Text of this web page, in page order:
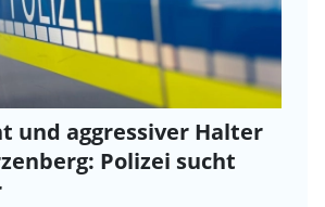
und aggressiver Halter
Polizei sucht